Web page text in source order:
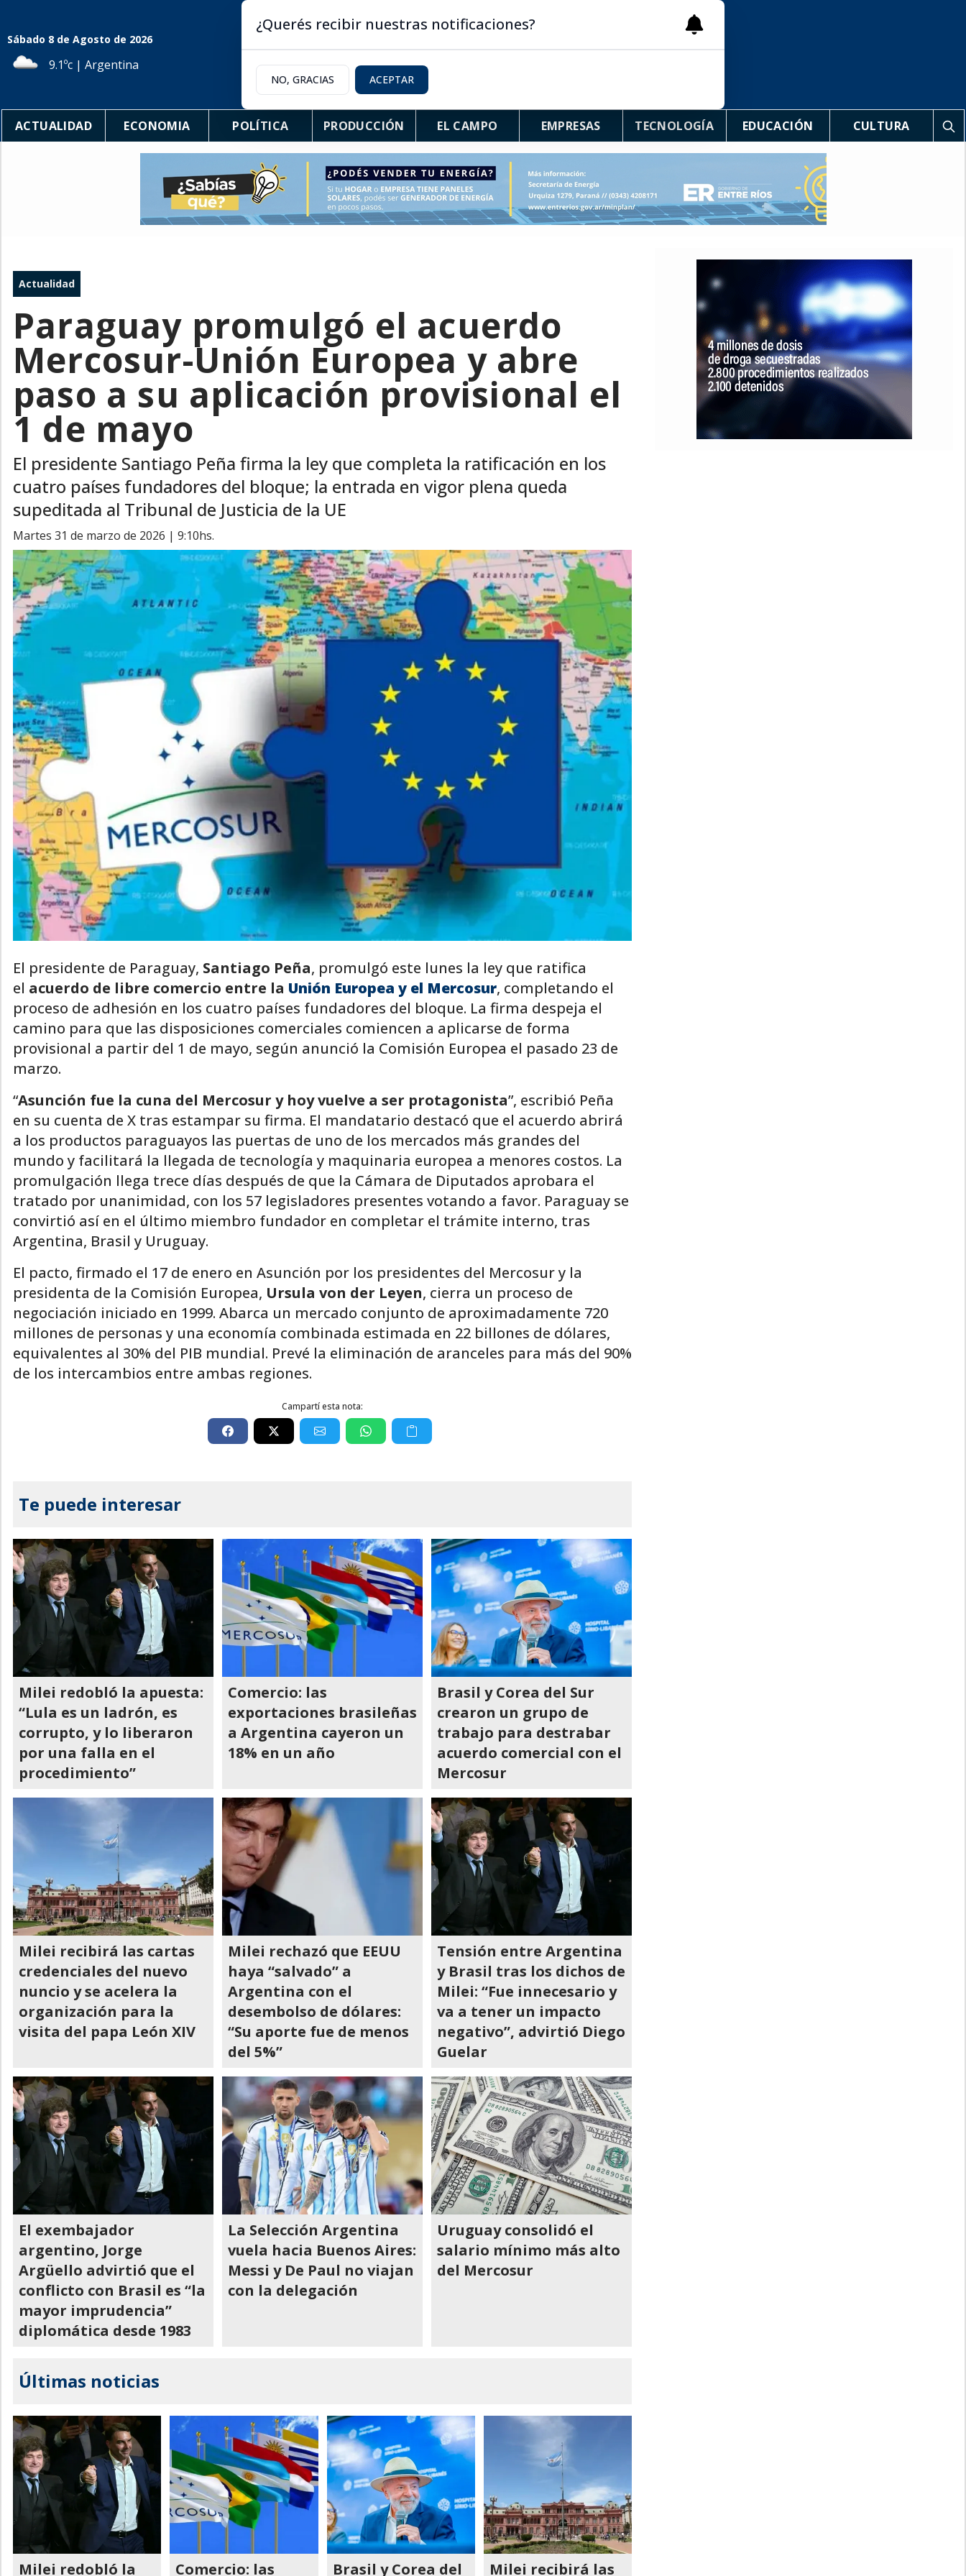
Sábado 8 de Agosto de 2026
9.1ºc | Argentina
ACTUALIDAD ECONOMIA POLÍTICA PRODUCCIÓN EL CAMPO EMPRESAS TECNOLOGÍA EDUCACIÓN CULTURA
Actualidad
Paraguay promulgó el acuerdo
Mercosur-Unión Europea y abre
paso a su aplicación provisional el
1 de mayo
El presidente Santiago Peña firma la ley que completa la ratificación en los
cuatro países fundadores del bloque; la entrada en vigor plena queda
supeditada al Tribunal de Justicia de la UE
martes 31 de marzo de 2026 | 9:10hs.
El presidente de Paraguay, Santiago Peña, promulgó este lunes la ley que ratifica
el acuerdo de libre comercio entre la Unión Europea y el Mercosur, completando el
proceso de adhesión en los cuatro países fundadores del bloque. La firma despeja el
camino para que las disposiciones comerciales comiencen a aplicarse de forma
provisional a partir del 1 de mayo, según anunció la Comisión Europea el pasado 23 de
marzo.
“Asunción fue la cuna del Mercosur y hoy vuelve a ser protagonista”, escribió Peña
en su cuenta de X tras estampar su firma. El mandatario destacó que el acuerdo abrirá
a los productos paraguayos las puertas de uno de los mercados más grandes del
mundo y facilitará la llegada de tecnología y maquinaria europea a menores costos. La
promulgación llega trece días después de que la Cámara de Diputados aprobara el
tratado por unanimidad, con los 57 legisladores presentes votando a favor. Paraguay se
convirtió así en el último miembro fundador en completar el trámite interno, tras
Argentina, Brasil y Uruguay.
El pacto, firmado el 17 de enero en Asunción por los presidentes del Mercosur y la
presidenta de la Comisión Europea, Ursula von der Leyen, cierra un proceso de
negociación iniciado en 1999. Abarca un mercado conjunto de aproximadamente 720
millones de personas y una economía combinada estimada en 22 billones de dólares,
equivalentes al 30% del PIB mundial. Prevé la eliminación de aranceles para más del 90%
de los intercambios entre ambas regiones.
Campartí esta nota:
Te puede interesar
Milei redobló la apuesta:
“Lula es un ladrón, es
corrupto, y lo liberaron
por una falla en el
procedimiento”
Comercio: las
exportaciones brasileñas
a Argentina cayeron un
18% en un año
Brasil y Corea del Sur
crearon un grupo de
trabajo para destrabar
acuerdo comercial con el
Mercosur
Milei recibirá las cartas
credenciales del nuevo
nuncio y se acelera la
organización para la
visita del papa León XIV
Milei rechazó que EEUU
haya “salvado” a
Argentina con el
desembolso de dólares:
“Su aporte fue de menos
del 5%”
Tensión entre Argentina
y Brasil tras los dichos de
Milei: “Fue innecesario y
va a tener un impacto
negativo”, advirtió Diego
Guelar
El exembajador
argentino, Jorge
Argüello advirtió que el
conflicto con Brasil es “la
mayor imprudencia”
diplomática desde 1983
La Selección Argentina
vuela hacia Buenos Aires:
Messi y De Paul no viajan
con la delegación
Uruguay consolidó el
salario mínimo más alto
del Mercosur
Últimas noticias
Milei redobló la Comercio: las Brasil y Corea del Milei recibirá las
¿Querés recibir nuestras notificaciones?
NO, GRACIAS ACEPTAR